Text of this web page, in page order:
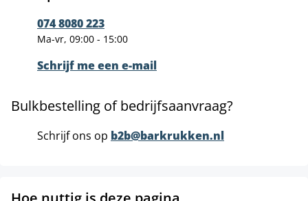
074 8080 223
Ma-vr, 09:00 - 15:00
Schrijf me een e-mail
Bulkbestelling of bedrijfsaanvraag?
Schrijf ons op b2b@barkrukken.nl